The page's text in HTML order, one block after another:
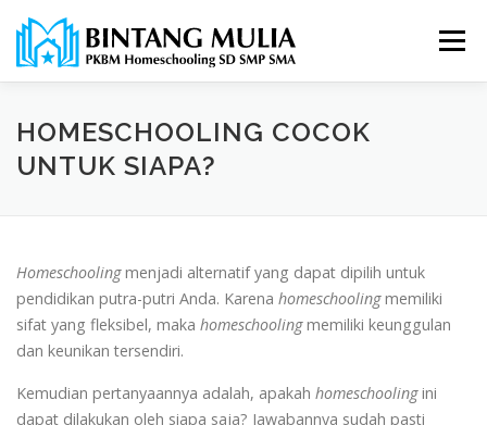
konten
Menu
HOMESCHOOLING COCOK
UNTUK SIAPA?
Homeschoolingmenjadi alternatif yang dapat dipilih untuk
pendidikan putra-putri Anda. Karena homeschoolingmemiliki
sifat yang fleksibel, maka homeschoolingmemiliki keunggulan
dan keunikan tersendiri.
Kemudian pertanyaannya adalah, apakah homeschoolingini
dapat dilakukan oleh siapa saja? Jawabannya sudah pasti